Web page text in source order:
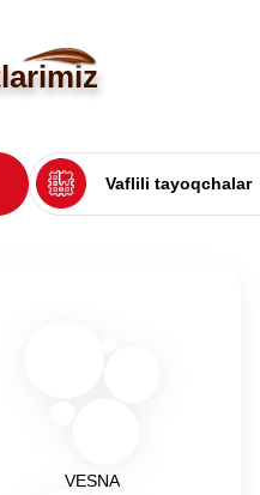
Vaflili tayoqchalar
VESNA